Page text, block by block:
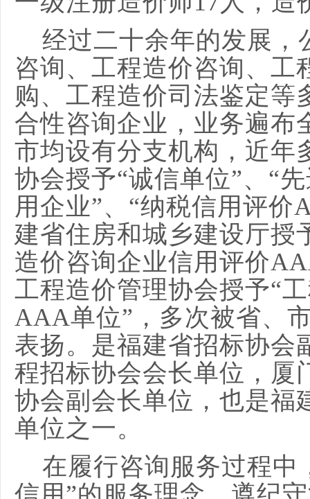
经过二十余年的发展，
咨询、工程造价咨询、工
购、工程造价司法鉴定等
合性咨询企业，业务遍布
市均设有分支机构，近年
协会授予“诚信单位”、“
用企业”、“纳税信用评价
建省住房和城乡建设厅授
造价咨询企业信用评价
工程造价管理协会授予“
AAA单位”，多次被省、
表扬。是福建省招标协会
程招标协会会长单位，厦
协会副会长单位，也是福
单位之一。
在履行咨询服务过程中